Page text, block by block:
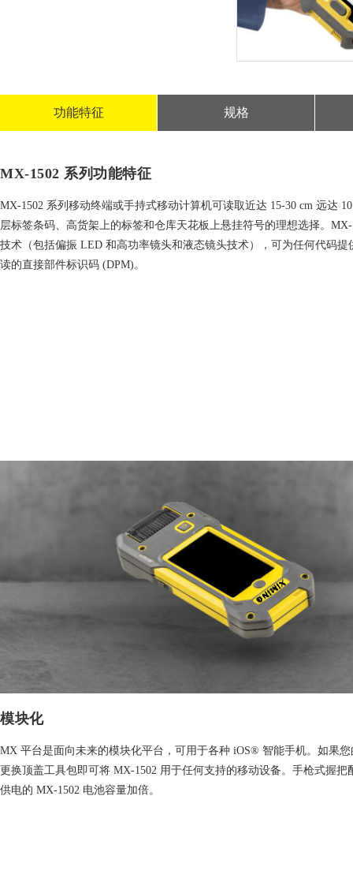
功能特征 规格
MX-1502 系列功能特征
MX-1502 系列移动终端或手持式移动计算机可读取近达 15-30 cm 远达
层标签条码、高货架上的标签和仓库天花板上悬挂符号的理想选择。
技术（包括偏振 LED 和高功率镜头和液态镜头技术），可为任何代码
读的直接部件标识码 (DPM)。
模块化
MX 平台是面向未来的模块化平台，可用于各种 iOS® 智能手机。如果
更换顶盖工具包即可将 MX-1502 用于任何支持的移动设备。手枪式握
供电的 MX-1502 电池容量加倍。